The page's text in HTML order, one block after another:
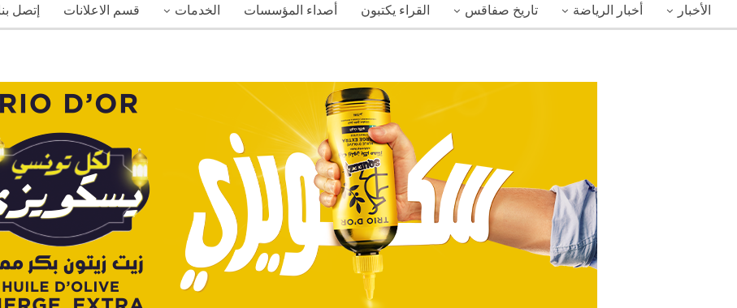
الأخبار أخبار الرياضة تاريخ صفاقس القراء يكتبون أصداء المؤسسات الخدمات قسم الاعلانات إتصل